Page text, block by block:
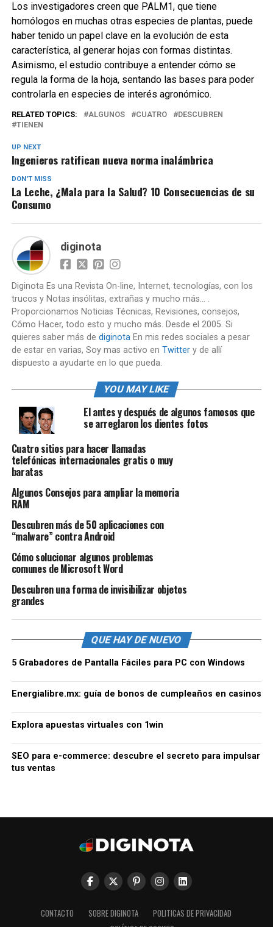
Los investigadores creen que PALM1, que tiene
homólogos en muchas otras especies de plantas, puede
haber tenido un papel clave en la evolución de esta
característica, al generar hojas con formas distintas.
Asimismo, el estudio contribuye a entender cómo se
regula la forma de la hoja, sentando las bases para poder
controlarla en especies de interés agronómico.
RELATED TOPICS: ALGUNOS CUATRO
DESCUBREN
TIENEN
UP NEXT
Ingenieros ratifican nueva norma inalámbrica
DON'T MISS
La Leche, ¿Mala para la Salud? 10 Consecuencias de su
Consumo
diginota
Diginota Es una Revista On-line, Internet, tecnologías, con los
trucos y Notas insólitas, extrañas y mucho más... .
Proporcionamos Noticias Técnicas, Revisiones, consejos,
Cómo Hacer, todo esto y mucho más. Desde el 2005. Si
quieres saber más de diginotaEn mis redes sociales a pesar
de estar en varias, Soy mas activo en Twittery de allí
dispuesto a ayudarte en lo que pueda.
YOU MAY LIKE
El antes y después de algunos famosos que
se arreglaron los dientes fotos
Cuatro sitios para hacer llamadas
telefónicas internacionales gratis o muy
baratas
Algunos Consejos para ampliar la memoria
RAM
Descubren más de 50 aplicaciones con
“malware” contra Android
Cómo solucionar algunos problemas
comunes de Microsoft Word
Descubren una forma de invisibilizar objetos
grandes
QUE HAY DE NUEVO
5 Grabadores de Pantalla Fáciles para PC con Windows
Energialibre.mx: guía de bonos de cumpleaños en casinos
Explora apuestas virtuales con 1win
SEO para e-commerce: descubre el secreto para impulsar
tus ventas
CONTACTO SOBRE DIGINOTA
POLITICAS DE PRIVACIDAD